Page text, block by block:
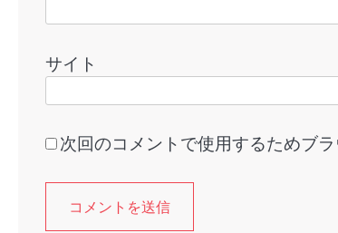
サイト
次回のコメントで使用するためブ